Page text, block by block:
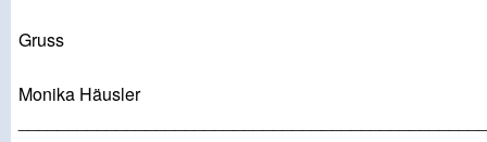
Gruss
Monika Häusler